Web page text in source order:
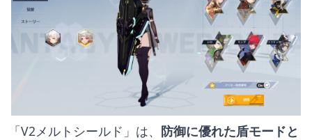
「V2メルトシールド」は、 防御に優れた盾モードと